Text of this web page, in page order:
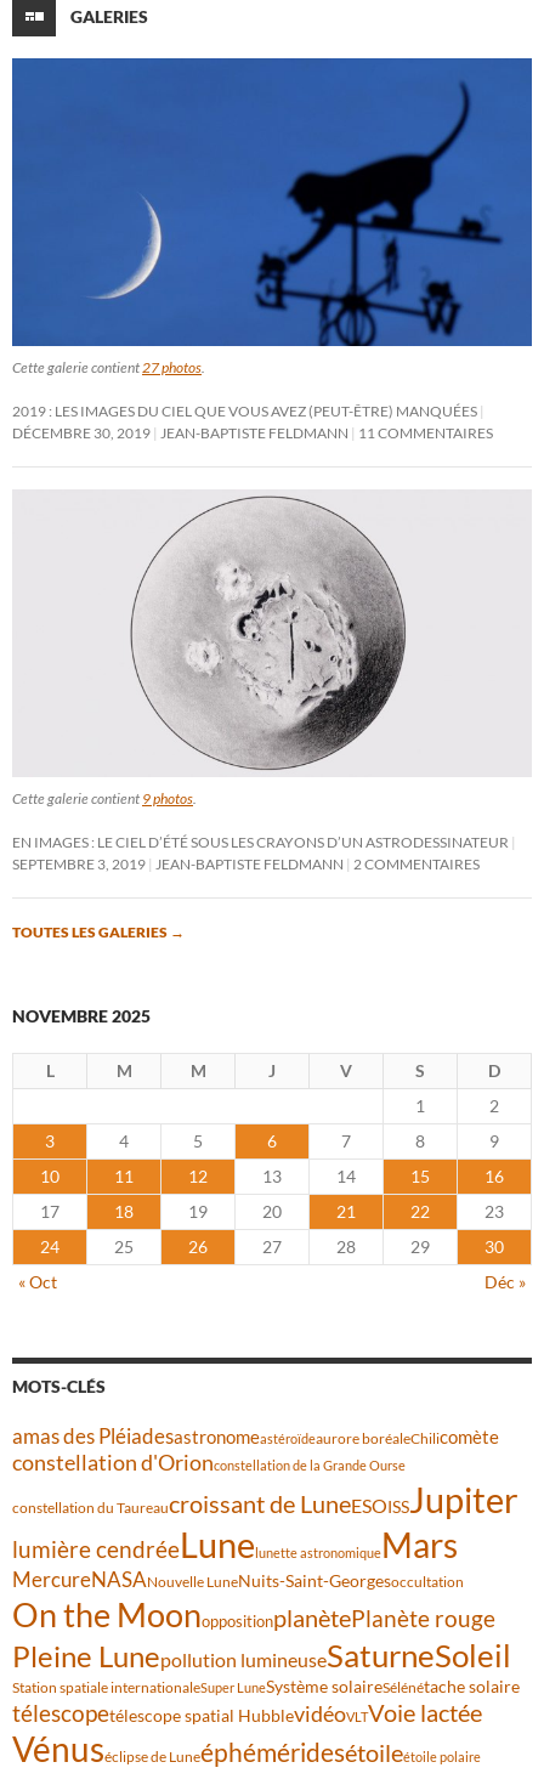
GALERIES
Cette galerie contient 27 photos
2019 : LES IMAGES DU CIEL QUE VOUS AVEZ (PEUT-ÊTRE) MANQUÉES
DÉCEMBRE 30, 2019
JEAN-BAPTISTE FELDMANN 11 COMMENTAIRES
Cette galerie contient 9 photos
EN IMAGES : LE CIEL D’ÉTÉ SOUS LES CRAYONS D’UN ASTRODESSINATEUR
SEPTEMBRE 3, 2019
JEAN-BAPTISTE FELDMANN 2 COMMENTAIRES
TOUTES LES GALERIES →
NOVEMBRE 2025
L M M J V S
D
1
2
3
4 5 6 7 8
9
10
11 12 13 14 15
16
17
18 19 20 21 22
23
24
25 26 27 28 29
30
« Oct
Déc »
MOTS-CLÉS
amas des Pléiadesastronomeastéroïdeaurore boréaleChilicomète
constellation d'Orionconstellation de la Grande Ourse
constellation du Taureaucroissant de LuneESOISSJupiter
lumière cendréeLunelunette astronomiqueMars
MercureNASANouvelle LuneNuits-Saint-Georgesoccultation
On the MoonoppositionplanètePlanète rouge
Pleine Lunepollution lumineuseSaturneSoleil
Station spatiale internationaleSuper LuneSystème solaireSélénétache solaire
télescopetélescope spatial HubblevidéoVLTVoie lactée
Vénuséclipse de Luneéphéméridesétoileétoile polaire